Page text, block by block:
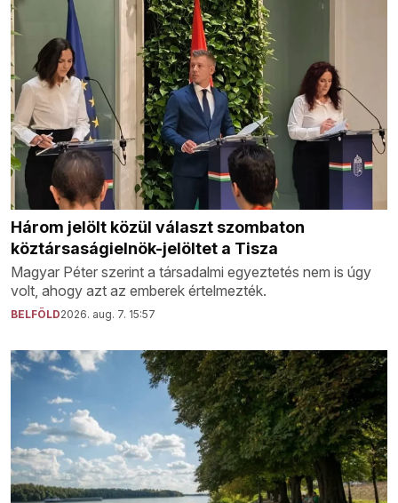
Három jelölt közül választ szombaton
köztársaságielnök-jelöltet a Tisza
Magyar Péter szerint a társadalmi egyeztetés nem is úgy
volt, ahogy azt az emberek értelmezték.
BELFÖLD2026. aug. 7. 15:57